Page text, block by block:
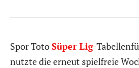
Spor TotoSüper Lig-
nutzte die erneut spielfreie